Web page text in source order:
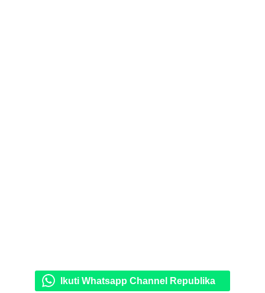
Ikuti Whatsapp Channel Republika